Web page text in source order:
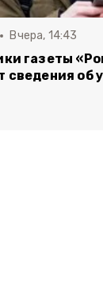
Вчера, 14:43
газеты
сведения об